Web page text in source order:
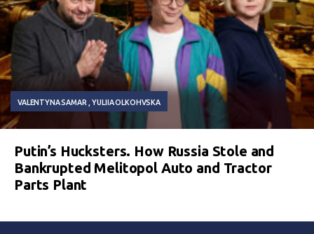
VALENTYNA SAMAR YULIIA OLKOHVSKA
Putin’s Hucksters. How Russia Stole and
Bankrupted Melitopol Auto and Tractor
Parts Plant